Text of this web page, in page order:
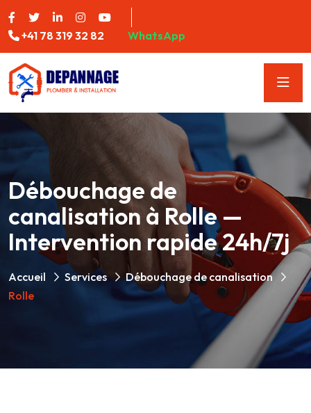
+41 78 319 32 82 WhatsApp
Débouchage de
canalisation à Rolle —
Intervention rapide 24h/7j
Accueil Services
Débouchage de canalisation
Rolle